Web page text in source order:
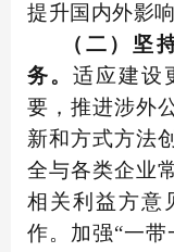
提升国内外影响
（二）坚
务。适应建设
要，推进涉外
新和方式方法
全与各类企业
相关利益方意
作。加强“一